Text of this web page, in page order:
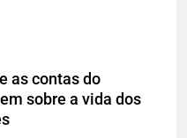
as contas do
sobre a vida dos